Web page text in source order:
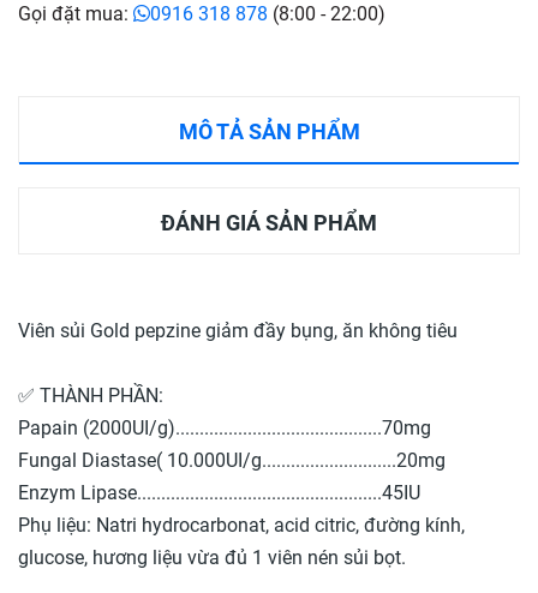
Gọi đặt mua: 0916 318 878 (8:00 - 22:00)
MÔ TẢ SẢN PHẨM
ĐÁNH GIÁ SẢN PHẨM
Viên sủi Gold pepzine giảm đầy bụng, ăn không tiêu
✅ THÀNH PHẦN:
Papain (2000UI/g)...........................................70mg
Fungal Diastase( 10.000UI/g............................20mg
Enzym Lipase...................................................45IU
Phụ liệu: Natri hydrocarbonat, acid citric, đường kính,
glucose, hương liệu vừa đủ 1 viên nén sủi bọt.